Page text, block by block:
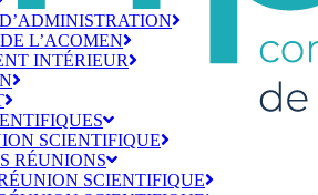
L’ACOMEN
INTÉRIEUR
SCIENTIFIQUE
RÉUNIONS
SCIENTIFIQUE